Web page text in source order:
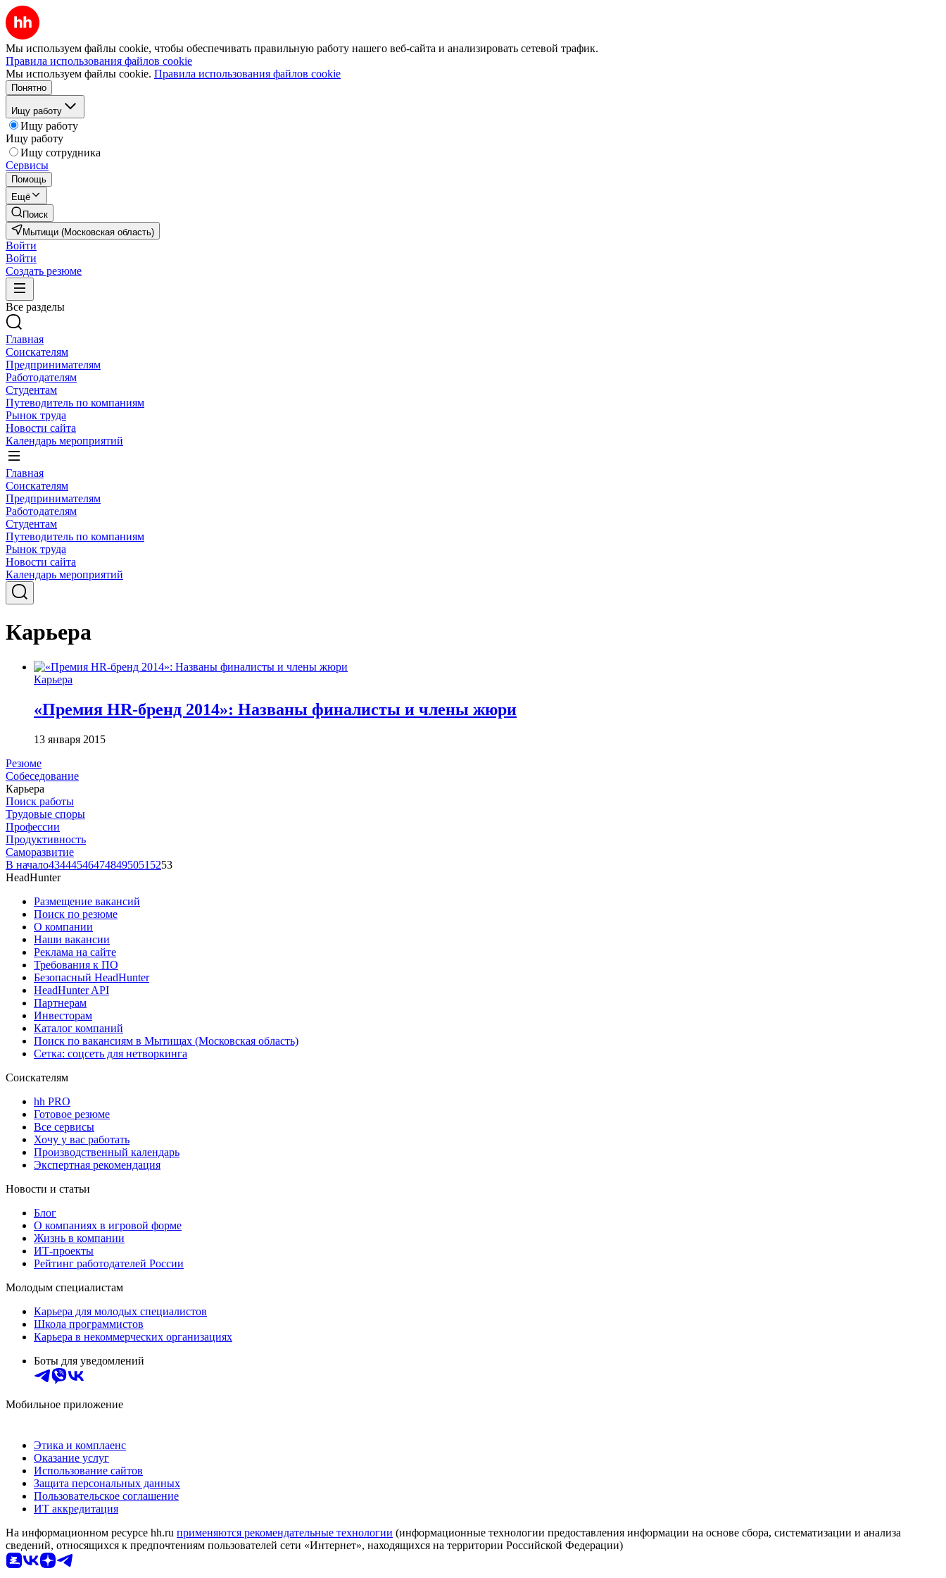
Мы используем файлы cookie, чтобы обеспечивать правильную работу нашего веб-сайта и анализировать сетевой трафик.
Правила использования файлов cookie
Мы используем файлы cookie. Правила использования файлов cookie
Понятно
Ищу работу
Ищу работу
Ищу работу
Ищу сотрудника
Сервисы
Помощь
Ещё
Поиск
Мытищи (Московская область)
Войти
Войти
Создать резюме
Все разделы
Главная
Соискателям
Предпринимателям
Работодателям
Студентам
Путеводитель по компаниям
Рынок труда
Новости сайта
Календарь мероприятий
Главная
Соискателям
Предпринимателям
Работодателям
Студентам
Путеводитель по компаниям
Рынок труда
Новости сайта
Календарь мероприятий
Карьера
Карьера
«Премия HR-бренд 2014»: Названы финалисты и члены жюри
13 января 2015
Резюме
Собеседование
Карьера
Поиск работы
Трудовые споры
Профессии
Продуктивность
Саморазвитие
В начало434445464748495051 5253
HeadHunter
Размещение вакансий
Поиск по резюме
О компании
Наши вакансии
Реклама на сайте
Требования к ПО
Безопасный HeadHunter
HeadHunter API
Партнерам
Инвесторам
Каталог компаний
Поиск по вакансиям в Мытищах (Московская область)
Сетка: соцсеть для нетворкинга
Соискателям
hh PRO
Готовое резюме
Все сервисы
Хочу у вас работать
Производственный календарь
Экспертная рекомендация
Новости и статьи
Блог
О компаниях в игровой форме
Жизнь в компании
ИТ-проекты
Рейтинг работодателей России
Молодым специалистам
Карьера для молодых специалистов
Школа программистов
Карьера в некоммерческих организациях
Боты для уведомлений
Мобильное приложение
Этика и комплаенс
Оказание услуг
Использование сайтов
Защита персональных данных
Пользовательское соглашение
ИТ аккредитация
На информационном ресурсе hh.ru применяются рекомендательные технологии (информационные технологии предоставления информации на основе сбора, систематизации и анализа
сведений, относящихся к предпочтениям пользователей сети «Интернет», находящихся на территории Российской Федерации)